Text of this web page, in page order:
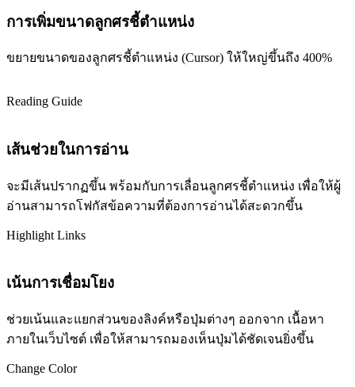
การเพิ่มขนาดลูกศรชี้ตำแหน่ง
ขยายขนาดของลูกศรชี้ตำแหน่ง (Cursor) ให้ใหญ่ขึ้นถึง 400%
Reading Guide
เส้นช่วยในการอ่าน
จะมีเส้นปรากฏขึ้น พร้อมกับการเลื่อนลูกศรชี้ตำแหน่ง เพื่อให้ผู้
อ่านสามารถโฟกัสข้อความที่ต้องการอ่านได้สะดวกขึ้น
Highlight Links
เน้นการเชื่อมโยง
ช่วยเน้นและแยกส่วนของลิงค์หรือปุ่มต่างๆ ออกจาก เนื้อหา
ภายในเว็บไซต์ เพื่อให้สามารถมองเห็นปุ่มได้ชัดเจนยิ่งขึ้น
Change Color